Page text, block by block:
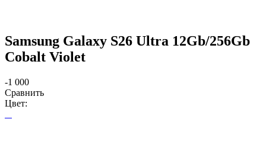
Samsung Galaxy S26 Ultra 12Gb/256Gb
Cobalt Violet
-1 000
Сравнить
Цвет: